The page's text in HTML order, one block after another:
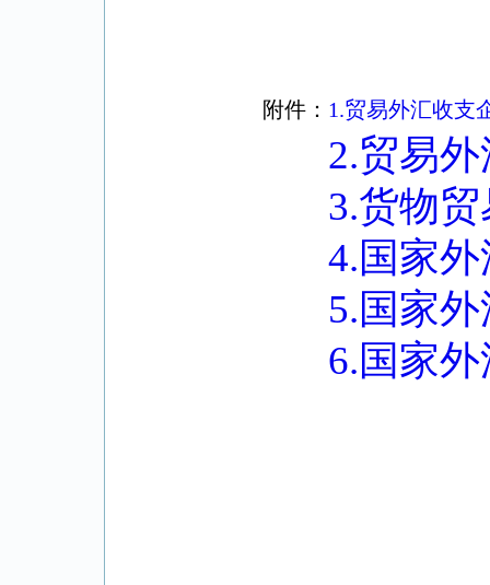
附件 ： 1.贸易外汇收支
2.贸易
3.货物
4.国家
5.国家
6.国家